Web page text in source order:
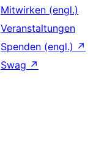
Mitwirken (engl.)
Veranstaltungen
Spenden (engl.) ↗
Swag ↗